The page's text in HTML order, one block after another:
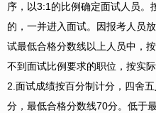
序，以3:1的比例确定面试人员。
的，一并进入面试。因报考人员
试最低合格分数线以上人员中，
不到面试比例要求的职位，按实
2.面试成绩按百分制计分，四舍
分，最低合格分数线70分。低于